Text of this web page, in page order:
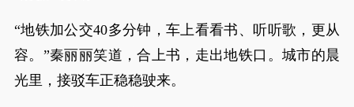
“地铁加公交40多分钟，车上看看书、听听歌，更从
容。”秦丽丽笑道，合上书，走出地铁口。城市的晨
光里，接驳车正稳稳驶来。